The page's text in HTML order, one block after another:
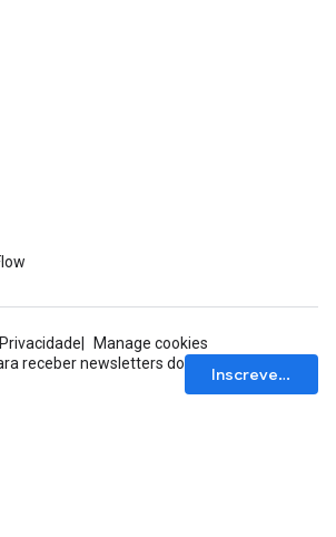
Privacidade
Manage cookies
receber newsletters do
Inscrever-se